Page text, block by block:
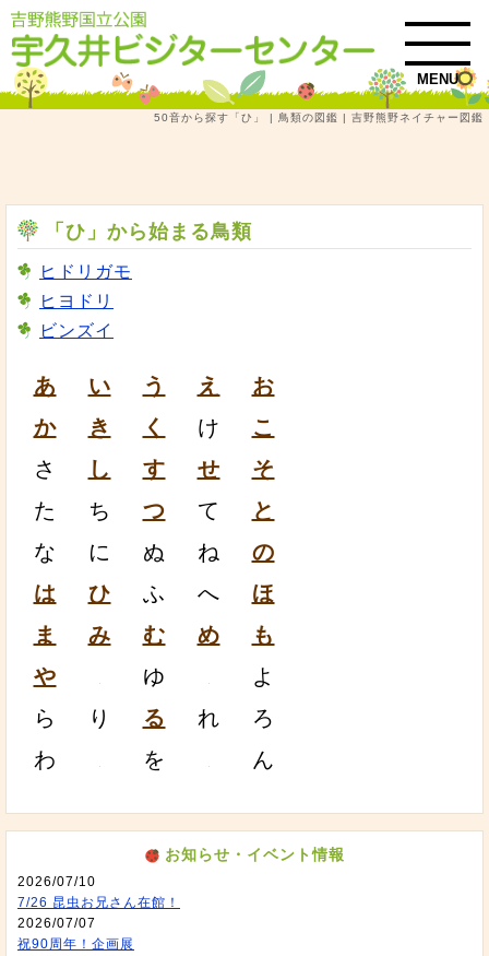
MENU
50音から探す「ひ」 | 鳥類の図鑑 | 吉野熊野ネイチャー図鑑
「ひ」から始まる鳥類
ヒドリガモ
ヒヨドリ
ビンズイ
あ い う え
お
か
き く け
こ
さ
し す せ
そ
た
ち つ て
と
な
に ぬ ね
の
は
ひ ふ へ
ほ
ま
み む め
も
や
ゆ
よ
ら
り る れ
ろ
わ
を ん
お知らせ・イベント情報
2026/07/10
7/26 昆虫お兄さん在館！
2026/07/07
祝90周年！企画展